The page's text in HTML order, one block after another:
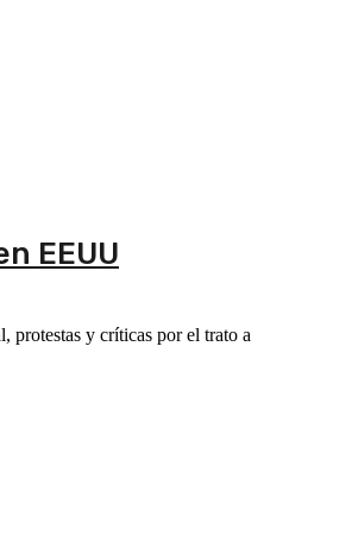
EEUU
protestas y críticas por el trato a